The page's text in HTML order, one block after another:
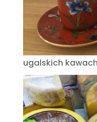
ugalskich kawach